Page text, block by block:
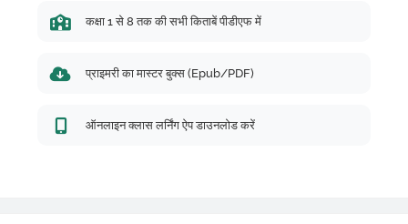
कक्षा 1 से 8 तक की सभी किताबें पीडीएफ में
प्राइमरी का मास्टर बुक्स (Epub/PDF)
ऑनलाइन क्लास लर्निंग ऐप डाउनलोड करें